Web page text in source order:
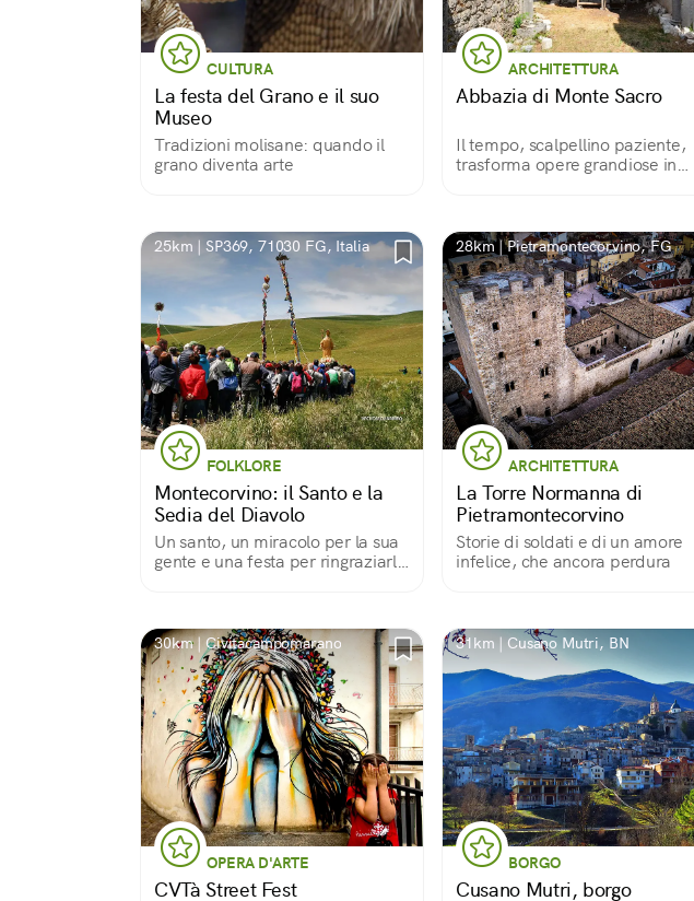
CULTURA
La festa del Grano e il suo
Museo
Tradizioni molisane: quando il
grano diventa arte
ARCHITETTURA
Abbazia di Monte Sacro
Il tempo, scalpellino paziente,
trasforma opere grandiose in
25km | SP369, 71030 FG, Italia
FOLKLORE
Montecorvino: il Santo e la
Sedia del Diavolo
Un santo, un miracolo per la sua
gente e una festa per ringraziarlo
28km | Pietramontecorvino, FG
ARCHITETTURA
La Torre Normanna di
Pietramontecorvino
Storie di soldati e di un amore
infelice, che ancora perdura
30km | Civitacampomarano
OPERA D'ARTE
CVTà Street Fest
31km | Cusano Mutri, BN
BORGO
Cusano Mutri, borgo